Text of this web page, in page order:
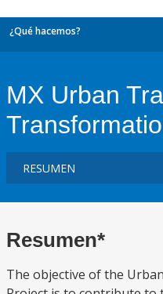
¿Qué hacemos?
MX Urban
Resumen*
The objective of the